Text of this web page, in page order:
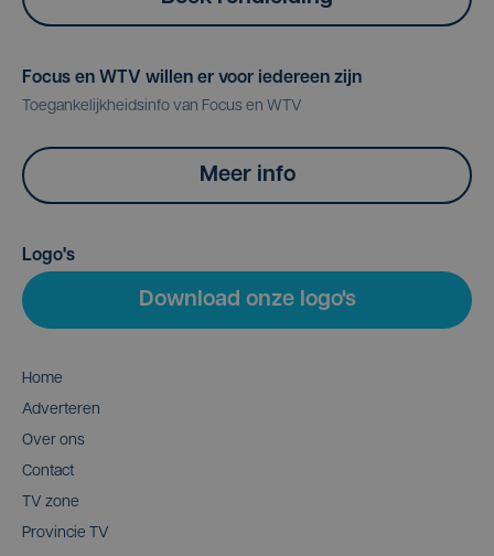
Focus en WTV willen er voor iedereen zijn
Toegankelijkheidsinfo van Focus en WTV
Meer info
Logo's
Download onze logo's
Home
Adverteren
Over ons
Contact
TV zone
Provincie TV